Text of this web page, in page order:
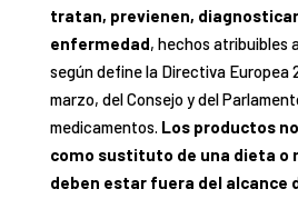
tratan, previenen,
enfermedad, hechos atribuibles
según define la Directiva Europea
marzo, del Consejo y del
medicamentos. Los productos
como sustituto de una dieta o
deben estar fuera del alcance